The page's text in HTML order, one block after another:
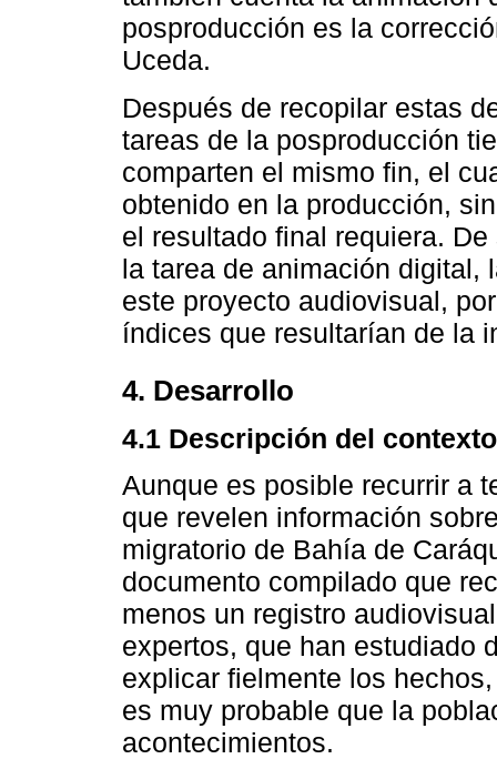
posproducción es la
Uceda.
Después de recopilar estas
tareas de la posproducción
comparten el mismo fin, el
obtenido en la producción,
el resultado final requiera.
la tarea de animación digital,
este proyecto audiovisual,
índices que resultarían de la
4. Desarrollo
4.1 Descripción del contexto
Aunque es posible recurrir a
que revelen información
migratorio de Bahía de
documento compilado que
menos un registro
expertos, que han estudiado
explicar fielmente los
es muy probable que la
acontecimientos.